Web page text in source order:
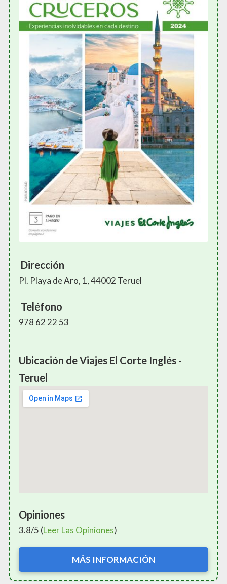
Dirección
Pl. Playa de Aro, 1, 44002 Teruel
Teléfono
978 62 22 53
Ubicación de Viajes El Corte Inglés -
Teruel
Opiniones
3.8/5 (Leer Las Opiniones)
MÁS INFORMACIÓN